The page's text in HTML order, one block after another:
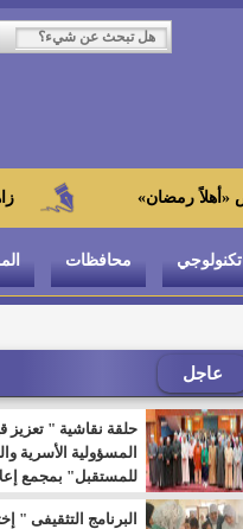
زاهي حواس من
تكنولوجي محافظات
عاجل
حلقة نقاشية " تعزيز
المسؤولية الأسرية
للمستقبل" بمجمع
السويس
البرنامج التثقيفى "